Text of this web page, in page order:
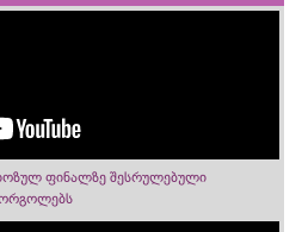
ფინალზე შესრულებული